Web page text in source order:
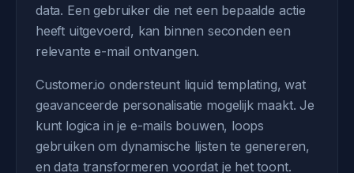
data. Een gebruiker die net een bepaalde actie
heeft uitgevoerd, kan binnen seconden een
relevante e-mail ontvangen.
Customer.io ondersteunt liquid templating, wat
geavanceerde personalisatie mogelijk maakt. Je
kunt logica in je e-mails bouwen, loops
gebruiken om dynamische lijsten te genereren,
en data transformeren voordat je het toont.